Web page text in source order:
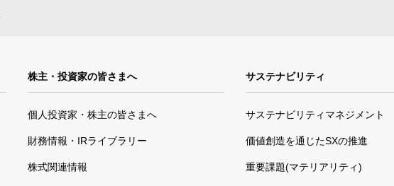
株主・投資家の皆さまへ
個人投資家・株主の皆さまへ
財務情報・IRライブラリー
株式関連情報
サステナビリティ
サステナビリティマネジメント
価値創造を通じたSXの推進
重要課題(マテリアリティ)